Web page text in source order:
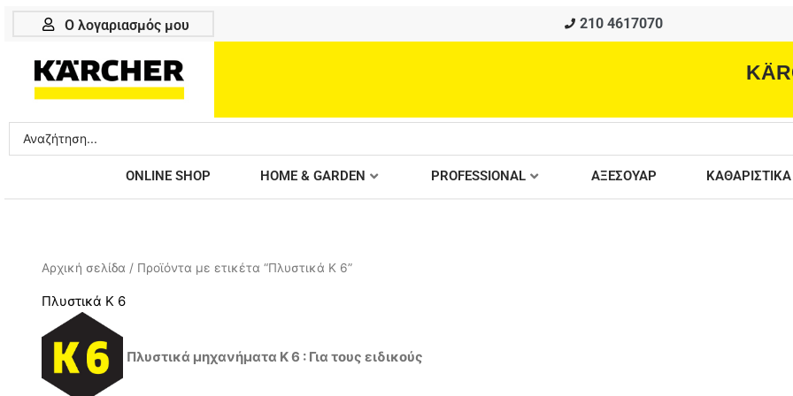
Μετάβαση
Ο λογαριασμός μου 210 4617070
Search
...
ONLINE SHOP HOME & GARDEN PROFESSIONAL ΑΞΕΣΟΥΑΡ ΚΑΘΑΡΙΣΤΙΚΑ
Αρχική σελίδα / Προϊόντα με ετικέτα “Πλυστικά K 6”
Πλυστικά K 6
Πλυστικά μηχανήματα K 6 : Για τους ειδικούς